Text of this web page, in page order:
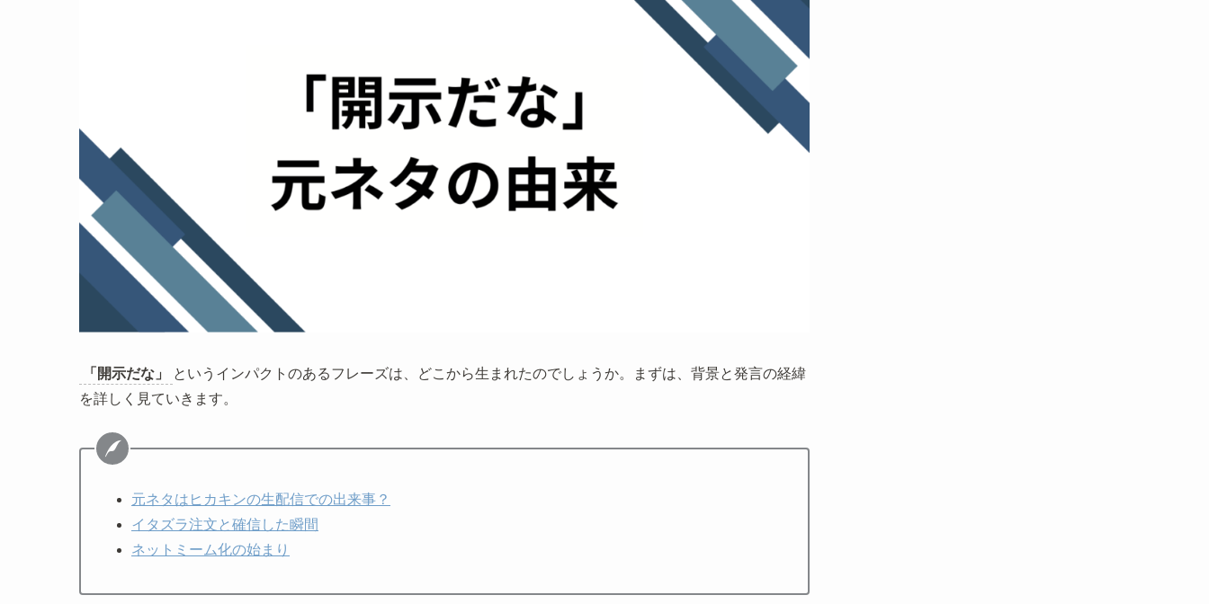
「開示だな」
というインパクトのあるフレーズは、どこから生まれたのでしょうか。まずは、背景と発言の経緯
を詳しく見ていきます。
元ネタはヒカキンの生配信での出来事？
イタズラ注文と確信した瞬間
ネットミーム化の始まり